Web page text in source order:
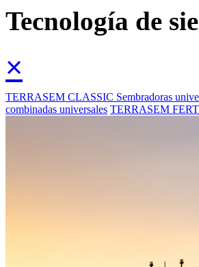
Tecnología de
×
TERRASEM CLASSIC Sembradoras
combinadas universales TERRASEM